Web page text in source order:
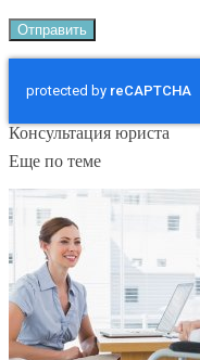
Консультация юриста
Еще по теме